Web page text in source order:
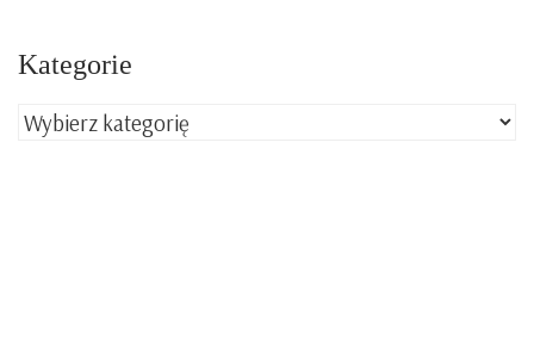
Kategorie
Kategorie